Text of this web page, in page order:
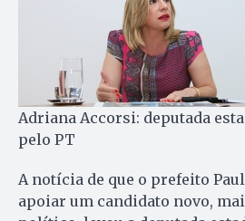
Adriana Accorsi: deputada
pelo PT
A notícia de que o prefeito
apoiar um candidato novo,